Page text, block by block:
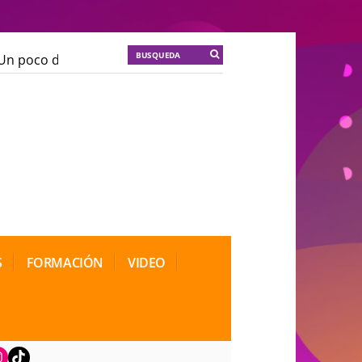
poco de locura para la cordura
Soma
Soma
FORMACIÓN VIDEO
TikTok